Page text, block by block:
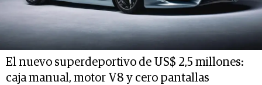
El nuevo superdeportivo de US$ 2,5 millones:
caja manual, motor V8 y cero pantallas